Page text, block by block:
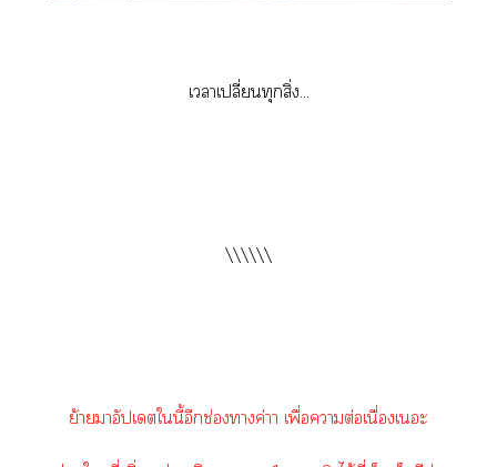
เาเปลี่ยนทุกสิ่ง...
\\\\\\
ย้ายาอัปเดตในี้อีกช่องาค่าา เพื่อาต่อเนื่องเะ